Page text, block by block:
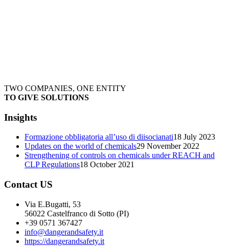
TWO COMPANIES, ONE ENTITY
TO GIVE SOLUTIONS
Insights
Formazione obbligatoria all’uso di diisocianati18 July 2023
Updates on the world of chemicals29 November 2022
Strengthening of controls on chemicals under REACH and
CLP Regulations18 October 2021
Contact US
Via E.Bugatti, 53
56022 Castelfranco di Sotto (PI)
+39 0571 367427
info@dangerandsafety.it
https://dangerandsafety.it